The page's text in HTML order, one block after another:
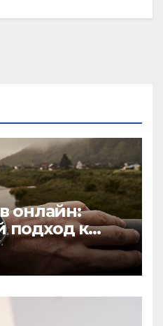
онлайн:
подход к